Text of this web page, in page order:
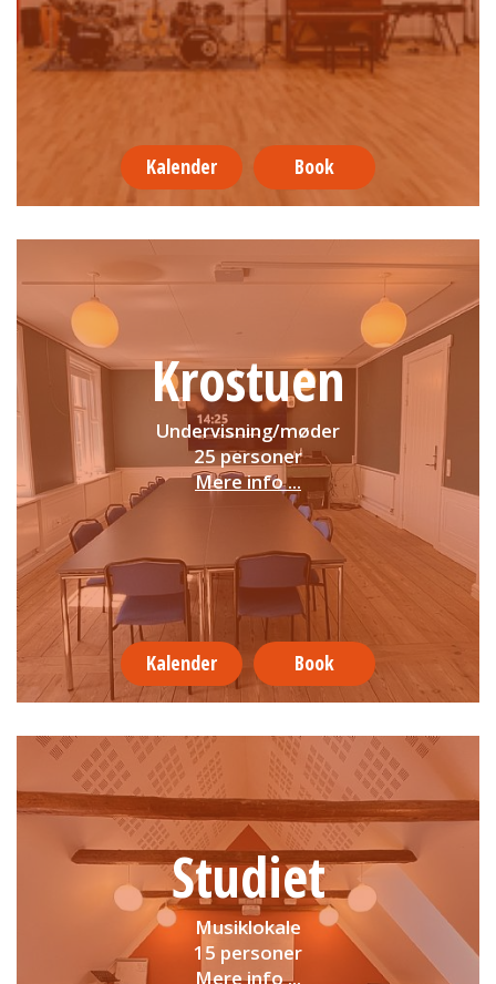
Kalender Book
Krostuen
Undervisning/møder
25 personer
Mere info ...
Kalender Book
Studiet
Musiklokale
15 personer
Mere info ...